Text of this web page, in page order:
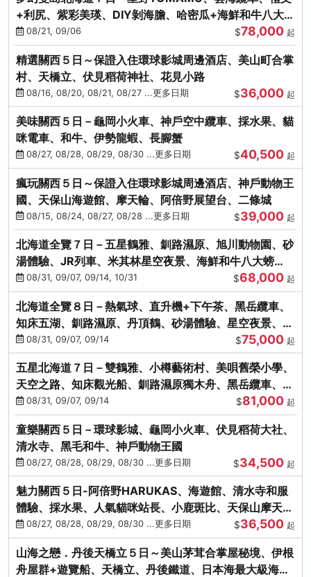
+利尻、紫彩美瑛、DIY剝海膽、哈密瓜+海鮮和牛八大螃
蟹吃到飽
08/21, 09/06 $78,000 起
精選關西５日～保證入住環球影城周邊酒店、美山町合掌
村、天橋立、伏見稻荷神社、花見小路
08/16, 08/20, 08/21, 08/27 ...更多日期 $36,000 起
美味關西５日－龜岡小火車、神戶空中纜車、採水果、貓
咪電車、和牛、伊勢龍蝦、長腳蟹
08/27, 08/28, 08/29, 08/30 ...更多日期 $40,500 起
瘋玩關西５日～保證入住環球影城周邊酒店、神戶動物王
國、天保山海遊館、摩天輪、阿倍野展望台、二條城
08/15, 08/24, 08/27, 08/28 ...更多日期 $39,000 起
北海道全覽７日－五星鶴雅、釧路濕原、旭川動物園、砂
湯體驗、JR列車、米其林星空夜景、海鮮和牛八大螃
蟹、卡哇依熊牧場
08/31, 09/07, 09/14, 10/31 $68,000 起
北海道全覽８日－熱氣球、直升機+下午茶、黑岳纜車、
知床五湖、釧路濕原、丹頂鶴、砂湯體驗、星空夜景、洞
爺花火、螃蟹懷石料理
08/31, 09/07, 09/14 $75,000 起
五星北海道７日－雙鶴雅、小樽藝術村、美唄舊榮小學、
天空之路、知床觀光船、釧路濕原獨木舟、黑岳纜車、流
冰硝子館DIY玻璃杯
08/31, 09/07, 09/14 $81,000 起
童樂關西５日－環球影城、龜岡小火車、伏見稻荷大社、
清水寺、黑毛和牛、神戶動物王國
08/27, 08/28, 08/29, 08/30 ...更多日期 $34,500 起
魅力關西５日-阿倍野HARUKAS、海遊館、清水寺和服
體驗、採水果、人氣貓咪站長、小鹿斑比、天保山摩天
輪、水上巴士
08/27, 08/28, 08/29, 08/30 ...更多日期 $36,500 起
山海之戀．丹後天橋立５日～美山茅茸合掌屋秘境、伊根
舟屋群+遊覽船、天橋立、丹後鐵道、日本海最大級海鮮